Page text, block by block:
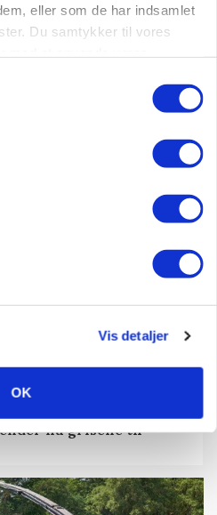
eller som de har indsamlet
Du samtykker til vores
Vis detaljer
OK
nu grisene til